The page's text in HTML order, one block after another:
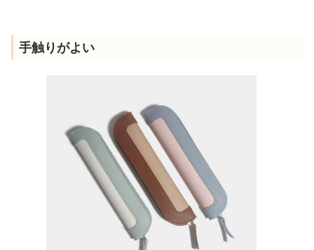
手触りがよい